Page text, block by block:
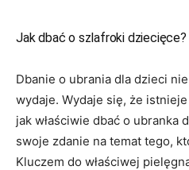
Jak dbać o szlafroki dziecięce?
Dbanie o ubrania dla dzieci
wydaje. Wydaje się, że
jak właściwie dbać o ubranka
swoje zdanie na temat tego,
Kluczem do właściwej